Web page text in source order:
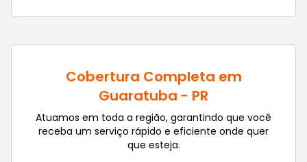
Cobertura Completa em
Guaratuba - PR
Atuamos em toda a região, garantindo que você
receba um serviço rápido e eficiente onde quer
que esteja.